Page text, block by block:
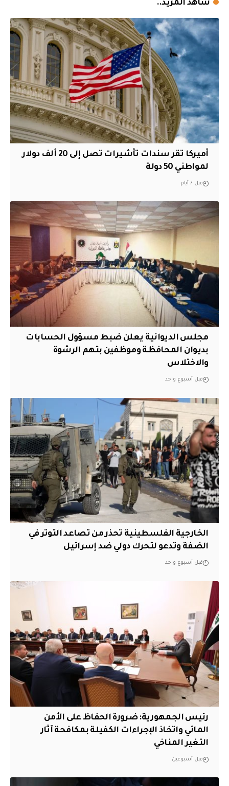
شاهد المزيد..
أميركا تقر سندات تأشيرات تصل إلى 20 ألف دولار
لمواطني 50 دولة
قبل 7 أيام
مجلس الديوانية يعلن ضبط مسؤول الحسابات
بديوان المحافظة وموظفين بتهم الرشوة
والاختلاس
قبل أسبوع واحد
الخارجية الفلسطينية تحذر من تصاعد التوتر في
الضفة وتدعو لتحرك دولي ضد إسرائيل
قبل أسبوع واحد
رئيس الجمهورية: ضرورة الحفاظ على الأمن
المائي واتخاذ الإجراءات الكفيلة بمكافحة آثار
التغير المناخي
قبل أسبوعين